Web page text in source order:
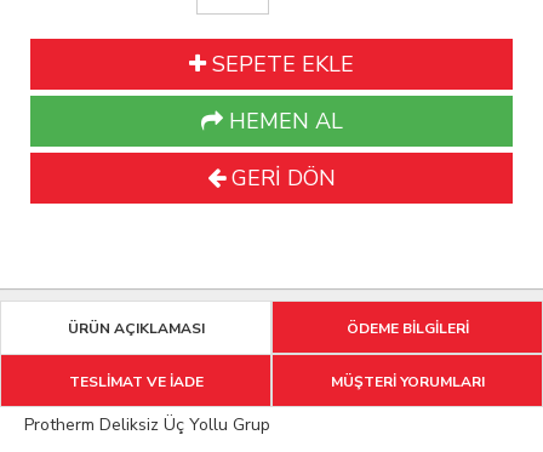
SEPETE EKLE
HEMEN AL
GERİ DÖN
ÜRÜN AÇIKLAMASI ÖDEME BİLGİLERİ
TESLİMAT VE İADE MÜŞTERİ YORUMLARI
Protherm Deliksiz Üç Yollu Grup